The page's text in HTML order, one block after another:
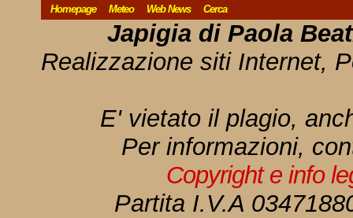
Homepage Meteo Web News Cerca
Japigia di Paola
Realizzazione siti Internet,
E' vietato il plagio,
Per informazioni,
Copyright e info
Partita I.V.A